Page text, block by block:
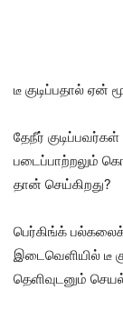
டீ குடிப்பதால் ஏன்
தேநீர்
படைப்பாற்றலும்
தான் செய்கிறது?
பெர்கிங்க்
இடைவெளியில் டீ
தெளிவுடனும்